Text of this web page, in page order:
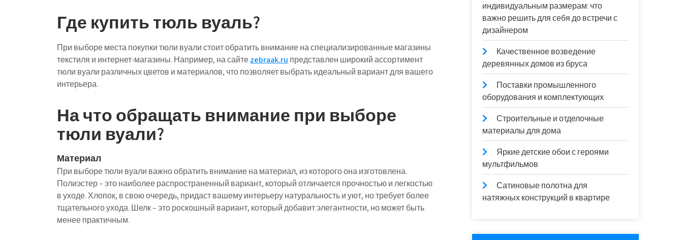
Где купить тюль вуаль?
При выборе места покупки тюли вуали стоит обратить внимание на специализированные магазины
текстиля и интернет-магазины. Например, на сайтеzebraak.ru представлен широкий ассортимент
тюли вуали различных цветов и материалов, что позволяет выбрать идеальный вариант для вашего
интерьера.
На что обращать внимание при выборе
тюли вуали?
Материал
При выборе тюли вуали важно обратить внимание на материал, из которого она изготовлена.
Полиэстер – это наиболее распространенный вариант, который отличается прочностью и легкостью
в уходе. Хлопок, в свою очередь, придаст вашему интерьеру натуральность и уют, но требует более
тщательного ухода. Шелк – это роскошный вариант, который добавит элегантности, но может быть
менее практичным.
индивидуальным размерам: что
важно решить для себя до встречи с
дизайнером
Качественное возведение
деревянных домов из бруса
Поставки промышленного
оборудования и комплектующих
Строительные и отделочные
материалы для дома
Яркие детские обои с героями
мультфильмов
Сатиновые полотна для
натяжных конструкций в квартире